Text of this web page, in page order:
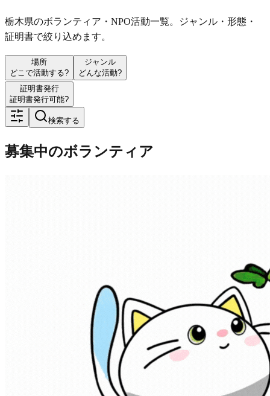
栃木県のボランティア・NPO活動一覧。ジャンル・形態・
証明書で絞り込めます。
場所
どこで活動する?
ジャンル
どんな活動?
証明書発行
証明書発行可能?
検索する
募集中のボランティア